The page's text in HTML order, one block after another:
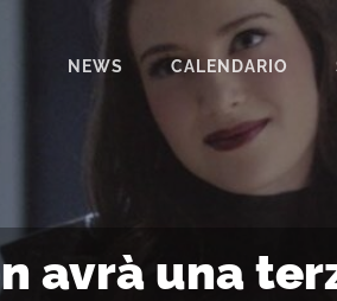
NEWS CALENDARIO
avrà una